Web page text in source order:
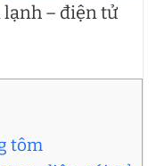
– điện tử
tôm